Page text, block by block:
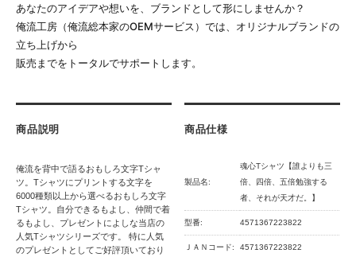
あなたのアイデアや想いを、ブランドとして形にしませんか？
俺流工房（俺流総本家のOEMサービス）では、オリジナルブランドの
立ち上げから
販売までをトータルでサポートします。
商品説明
俺流を背中で語るおもしろ文字Tシャ
ツ。Tシャツにプリントする文字を
6000種類以上から選べるおもしろ文字
Tシャツ。自分できるもよし、仲間で着
るもよし、プレゼントによしな当店の
人気Tシャツシリーズです。 特に人気
のプレゼントとしてご好評頂いており
商品仕様
製品名:
魂心Tシャツ【誰よりも三
倍、四倍、五倍勉強する
者、それが天才だ。】
型番: 4571367223822
ＪＡＮコード: 4571367223822